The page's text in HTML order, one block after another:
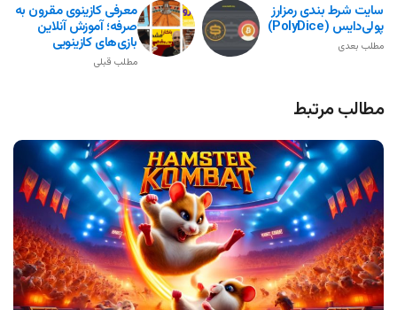
معرفی کازینوی مقرون به
صرفه؛ آموزش آنلاین
بازی‌های کازینویی
مطلب قبلی
سایت شرط بندی رمزارز
پولی‌دایس (PolyDice)
مطلب بعدی
مطالب مرتبط